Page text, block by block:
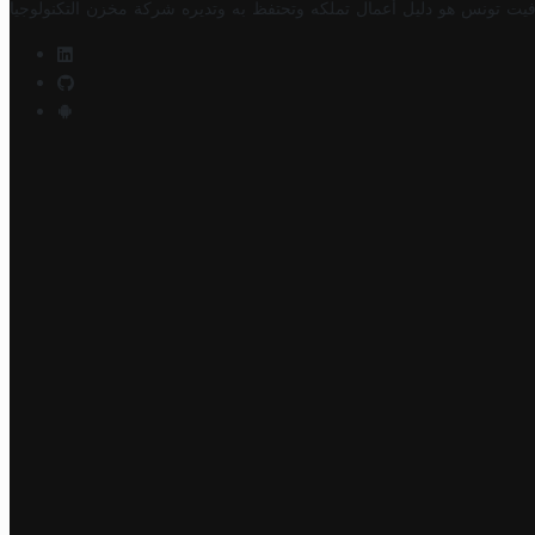
تونس هو دليل أعمال تملكه وتحتفظ به وتديره شركة مخزن التكنولوجيا